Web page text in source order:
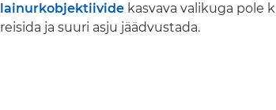
lainurkobjektiivide kasvava valikuga pole
reisida ja suuri asju jäädvustada.